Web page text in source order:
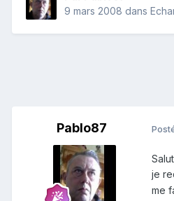
9 mars 2008 dans
Pablo87
Salut
je
me